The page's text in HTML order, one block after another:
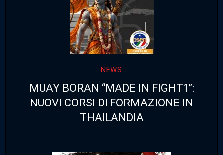
NEWS
MUAY BORAN “MADE IN FIGHT1”:
NUOVI CORSI DI FORMAZIONE IN
THAILANDIA